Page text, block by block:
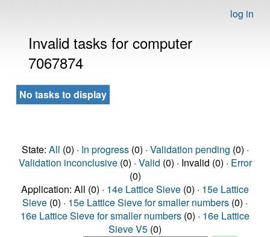
log in
Invalid tasks for computer
7067874
No tasks to display
State: All (0) · In progress(0) · Validation pending (0) ·
Validation inconclusive(0) · Valid (0) · Invalid (0) · Error
(0)
Application: All (0) · 14e Lattice Sieve (0) · 15e Lattice
Sieve (0) · 15e Lattice Sieve for smaller numbers (0) ·
16e Lattice Sieve for smaller numbers (0) · 16e Lattice
Sieve V5 (0)